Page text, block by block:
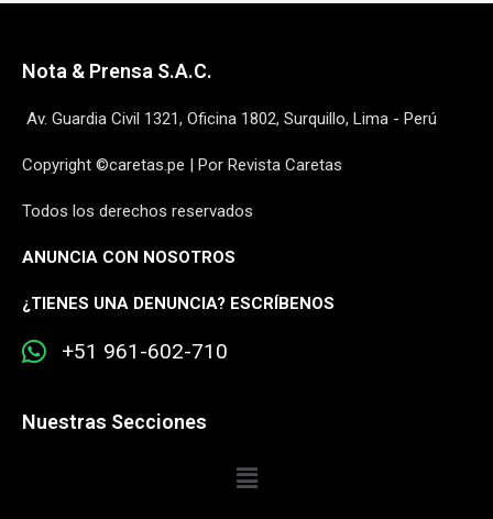
Nota & Prensa S.A.C.
Av. Guardia Civil 1321, Oficina 1802, Surquillo, Lima - Perú
Copyright ©caretas.pe | Por Revista Caretas
Todos los derechos reservados
ANUNCIA CON NOSOTROS
¿TIENES UNA DENUNCIA? ESCRÍBENOS
+51 961-602-710
Nuestras Secciones